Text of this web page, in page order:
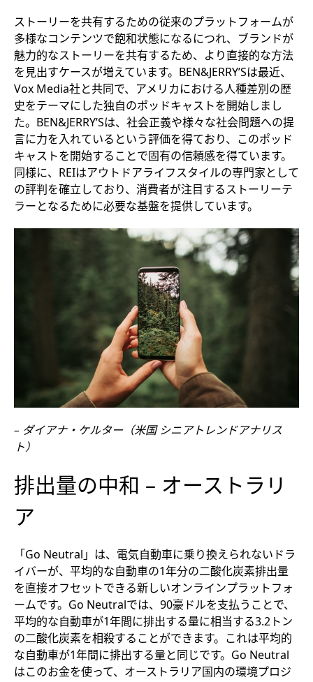
ストーリーを共有するための従来のプラットフォームが
多様なコンテンツで飽和状態になるにつれ、ブランドが
魅力的なストーリーを共有するため、より直接的な方法
を見出すケースが増えています。BEN&JERRY’Sは最近、
Vox Media社と共同で、アメリカにおける人種差別の歴
史をテーマにした独自のポッドキャストを開始しまし
た。BEN&JERRY’Sは、社会正義や様々な社会問題への提
言に力を入れているという評価を得ており、このポッド
キャストを開始することで固有の信頼感を得ています。
同様に、REIはアウトドアライフスタイルの専門家として
の評判を確立しており、消費者が注目するストーリーテ
ラーとなるために必要な基盤を提供しています。
– ダイアナ・ケルター（米国 シニアトレンドアナリス
ト）
排出量の中和 – オーストラリ
ア
「Go Neutral」は、電気自動車に乗り換えられないドラ
イバーが、平均的な自動車の1年分の二酸化炭素排出量
を直接オフセットできる新しいオンラインプラットフォ
ームです。Go Neutralでは、90豪ドルを支払うことで、
平均的な自動車が1年間に排出する量に相当する3.2トン
の二酸化炭素を相殺することができます。これは平均的
な自動車が1年間に排出する量と同じです。Go Neutral
はこのお金を使って、オーストラリア国内の環境プロジ